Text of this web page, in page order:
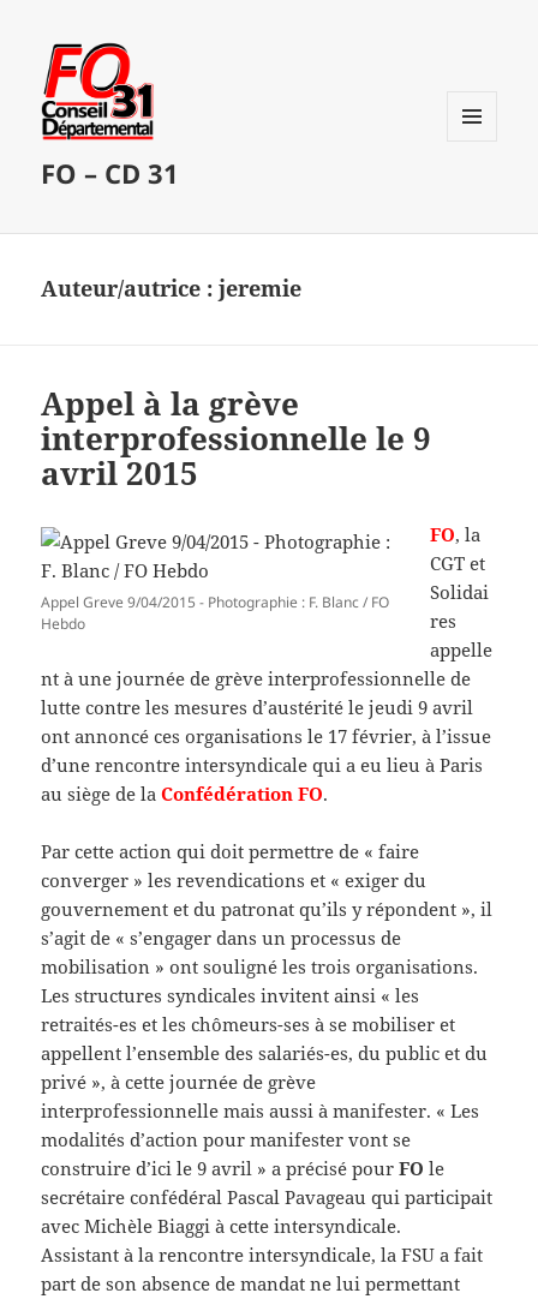
FO – CD 31
Auteur/autrice :jeremie
Appel à la grève
interprofessionnelle le 9
avril 2015
Appel Greve 9/04/2015 - Photographie : F. Blanc / FO
Hebdo
FO, la
CGT et
Solidai
res
appelle
nt à une journée de grève interprofessionnelle de
lutte contre les mesures d’austérité le jeudi 9 avril
ont annoncé ces organisations le 17 février, à l’issue
d’une rencontre intersyndicale qui a eu lieu à Paris
au siège de laConfédération FO.
Par cette action qui doit permettre de « faire
converger » les revendications et « exiger du
gouvernement et du patronat qu’ils y répondent », il
s’agit de « s’engager dans un processus de
mobilisation » ont souligné les trois organisations.
Les structures syndicales invitent ainsi « les
retraités-es et les chômeurs-ses à se mobiliser et
appellent l’ensemble des salariés-es, du public et du
privé », à cette journée de grève
interprofessionnelle mais aussi à manifester. « Les
modalités d’action pour manifester vont se
construire d’ici le 9 avril » a précisé pourFO le
secrétaire confédéral Pascal Pavageau qui participait
avec Michèle Biaggi à cette intersyndicale.
Assistant à la rencontre intersyndicale, la FSU a fait
part de son absence de mandat ne lui permettant